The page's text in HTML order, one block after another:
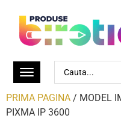
PRIMA PAGINA / MODEL
PIXMA IP 3600